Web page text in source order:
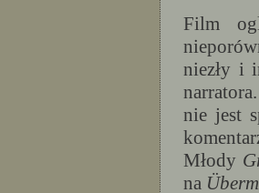
Film
niezły i
nie jest
Młody
na